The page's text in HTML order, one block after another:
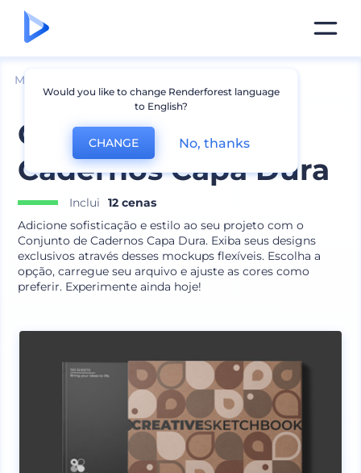
Mockups
Conjunto de
Cadernos Capa Dura
Inclui
12 cenas
Adicione sofisticação e estilo ao seu projeto com o
Conjunto de Cadernos Capa Dura. Exiba seus designs
exclusivos através desses mockups flexíveis. Escolha a
opção, carregue seu arquivo e ajuste as cores como
preferir. Experimente ainda hoje!
Would you like to change Renderforest language
to English?
CHANGE No, thanks